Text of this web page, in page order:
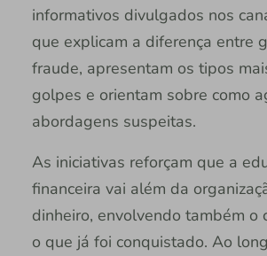
informativos divulgados nos
que explicam a diferença entre
fraude, apresentam os tipos
golpes e orientam sobre como
abordagens suspeitas.
As iniciativas reforçam que a
financeira vai além da
dinheiro, envolvendo também o
o que já foi conquistado. Ao